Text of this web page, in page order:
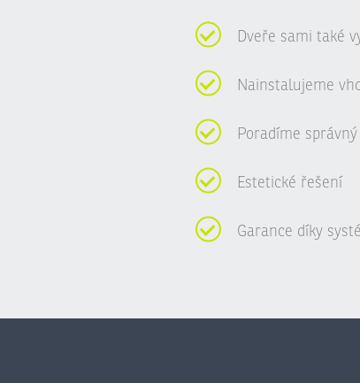
Dveře sami také
Nainstalujeme
Poradíme
Estetické řešení
Garance díky